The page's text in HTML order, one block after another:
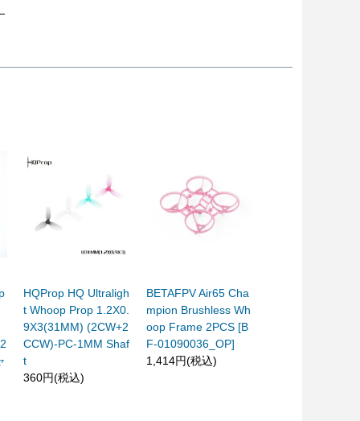
HQProp HQ Ultraligh
t Whoop Prop 1.2X0.
9X3(31MM) (2CW+2
CCW)-PC-1MM Shaf
t
360円(税込)
BETAFPV Air65 Cha
mpion Brushless Wh
oop Frame 2PCS [B
F-01090036_OP]
1,414円(税込)